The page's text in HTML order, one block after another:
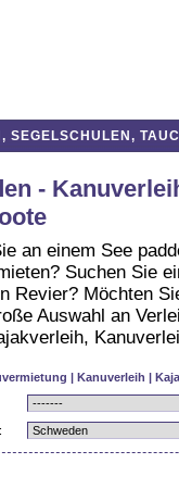
SEGELSCHULEN,
-
an einem See
Suchen Sie
Revier? Möchten
Auswahl an
| Kanuverleih |